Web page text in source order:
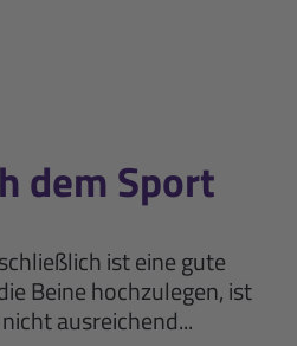
dem Sport
ist eine gute
Beine hochzulegen, ist
ausreichend...